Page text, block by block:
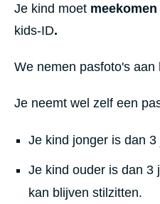
Je kind moet meekomen
kids-ID.
We nemen pasfoto's aan
Je neemt wel zelf een
Je kind jonger is dan 3
Je kind ouder is dan 3
kan blijven stilzitten.